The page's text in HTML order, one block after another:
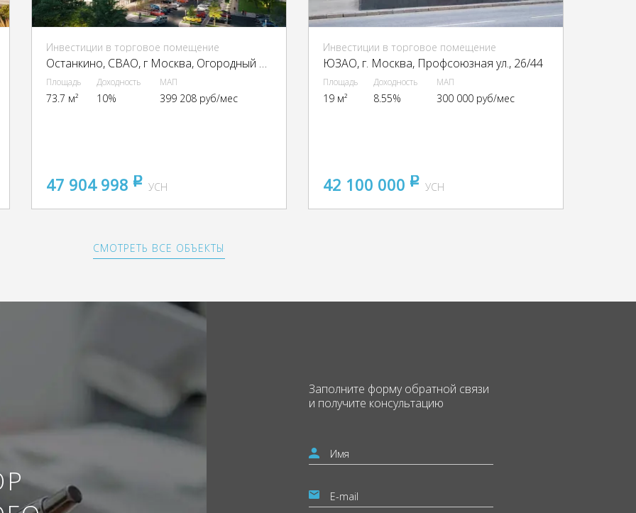
Инвестиции в торговое помещение
Останкино, CВАО, г Москва, Огородный пр-д, 16
Площадь
73.7 м²
Доходность
10%
МАП
399 208 руб/мес
47 904 998 pуб
УСН
Инвестиции в торговое помещение
ЮЗАО, г. Москва, Профсоюзная ул., 26/44
Площадь
19 м²
Доходность
8.55%
МАП
300 000 руб/мес
42 100 000 pуб
УСН
СМОТРЕТЬ ВСЕ ОБЪЕКТЫ
Заполните формуобратной связи
и получите консультацию